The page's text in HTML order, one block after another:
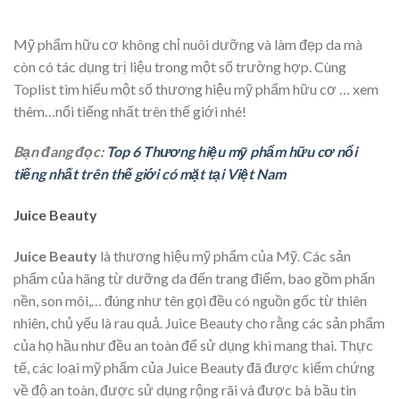
Mỹ phẩm hữu cơ không chỉ nuôi dưỡng và làm đẹp da mà
còn có tác dụng trị liệu trong một số trường hợp. Cùng
Toplist tìm hiểu một số thương hiệu mỹ phẩm hữu cơ
… xem
thêm… nổi tiếng nhất trên thế giới nhé!
Bạn đang đọc: Top 6 Thương hiệu mỹ phẩm hữu cơ nổi
tiếng nhất trên thế giới có mặt tại Việt Nam
Juice Beauty
Juice Beauty là thương hiệu mỹ phẩm của Mỹ. Các sản
phẩm của hãngtừ dưỡng da đến trang điểm, bao gồm phấn
nền, son môi,… đúng như tên gọi đều có nguồn gốc từ thiên
nhiên, chủ yếu là rau quả. Juice Beauty cho rằng các sản phẩm
của họ hầu như đều an toàn để sử dụng khi mang thai. Thực
tế, các loại mỹ phẩm của Juice Beauty đã được kiểm chứng
về độ an toàn, được sử dụng rộng rãi và được bà bầu tin